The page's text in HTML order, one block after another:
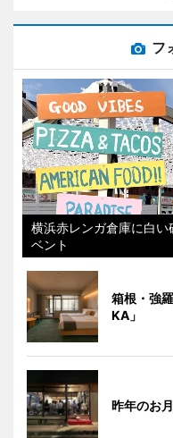
フ
横浜赤レンガ倉庫に白
ベント
箱根・強
KA」
昨年のお